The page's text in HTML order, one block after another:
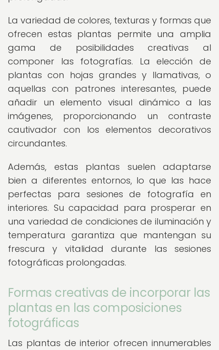
La variedad de colores, texturas y formas que
ofrecen estas plantas permite una amplia
gama de posibilidades creativas al
componer las fotografías. La elección de
plantas con hojas grandes y llamativas, o
aquellas con patrones interesantes, puede
añadir un elemento visual dinámico a las
imágenes, proporcionando un contraste
cautivador con los elementos decorativos
circundantes.
Además, estas plantas suelen adaptarse
bien a diferentes entornos, lo que las hace
perfectas para sesiones de fotografía en
interiores. Su capacidad para prosperar en
una variedad de condiciones de iluminación y
temperatura garantiza que mantengan su
frescura y vitalidad durante las sesiones
fotográficas prolongadas.
Formas creativas de incorporar las
plantas en las composiciones
fotográficas
Las plantas de interior ofrecen innumerables